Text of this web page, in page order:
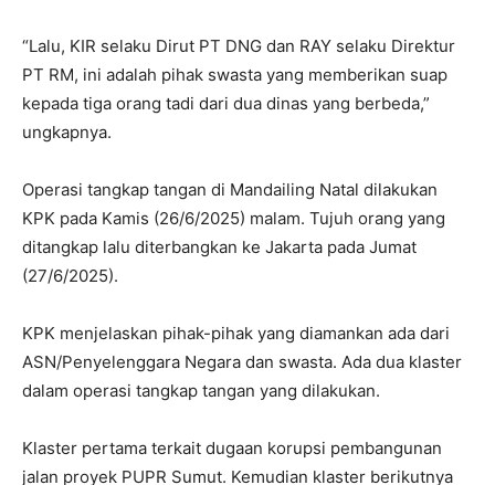
“Lalu, KIR selaku Dirut PT DNG dan RAY selaku Direktur
PT RM, ini adalah pihak swasta yang memberikan suap
kepada tiga orang tadi dari dua dinas yang berbeda,”
ungkapnya.
Operasi tangkap tangan di Mandailing Natal dilakukan
KPK pada Kamis (26/6/2025) malam. Tujuh orang yang
ditangkap lalu diterbangkan ke Jakarta pada Jumat
(27/6/2025).
KPK menjelaskan pihak-pihak yang diamankan ada dari
ASN/Penyelenggara Negara dan swasta. Ada dua klaster
dalam operasi tangkap tangan yang dilakukan.
Klaster pertama terkait dugaan korupsi pembangunan
jalan proyek PUPR Sumut. Kemudian klaster berikutnya